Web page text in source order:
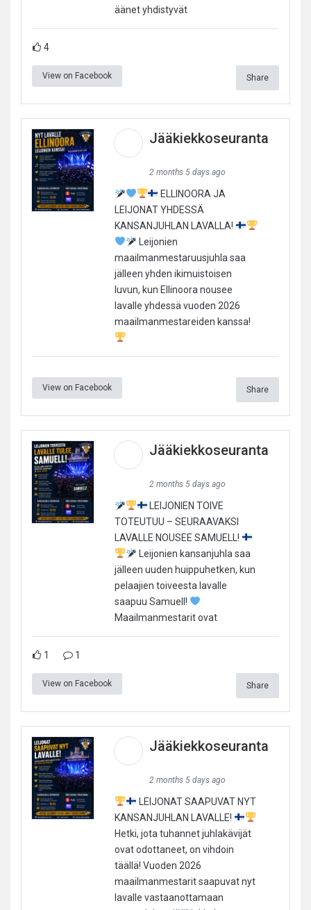
äänet yhdistyvät
4
View on Facebook Share
Jääkiekkoseuranta
2 months 5 days ago
ELLINOORA JA
LEIJONAT YHDESSÄ
KANSANJUHLAN LAVALLA!
Leijonien
maailmanmestaruusjuhla saa
jälleen yhden ikimuistoisen
luvun, kun Ellinoora nousee
lavalle yhdessä vuoden 2026
maailmanmestareiden kanssa!
View on Facebook Share
Jääkiekkoseuranta
2 months 5 days ago
LEIJONIEN TOIVE
TOTEUTUU – SEURAAVAKSI
LAVALLE NOUSEE SAMUELL!
Leijonien kansanjuhla saa
jälleen uuden huippuhetken, kun
pelaajien toiveesta lavalle
saapuu Samuell!
Maailmanmestarit ovat
1 1
View on Facebook Share
Jääkiekkoseuranta
2 months 5 days ago
LEIJONAT SAAPUVAT NYT
KANSANJUHLAN LAVALLE!
Hetki, jota tuhannet juhlakävijät
ovat odottaneet, on vihdoin
täällä! Vuoden 2026
maailmanmestarit saapuvat nyt
lavalle vastaanottamaan